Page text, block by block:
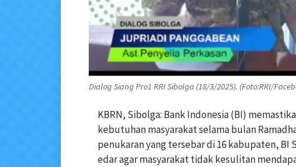
Dialog Siang Pro1 RRI Sibolga (18/3/2025). (Foto:RRI/
KBRN, Sibolga: Bank Indonesia (BI)
kebutuhan masyarakat selama bulan
penukaran yang tersebar di 16 kabupaten,
edar agar masyarakat tidak kesulitan